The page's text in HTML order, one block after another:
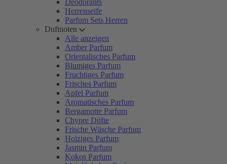
Deodorants
Herrenseife
Parfum Sets Herren
Duftnoten
Alle anzeigen
Amber Parfum
Orientalisches Parfum
Blumiges Parfum
Fruchtiges Parfum
Frisches Parfum
Apfel Parfum
Aromatisches Parfum
Bergamotte Parfum
Chypre Düfte
Frische Wäsche Parfum
Holziges Parfum
Jasmin Parfum
Kokos Parfum